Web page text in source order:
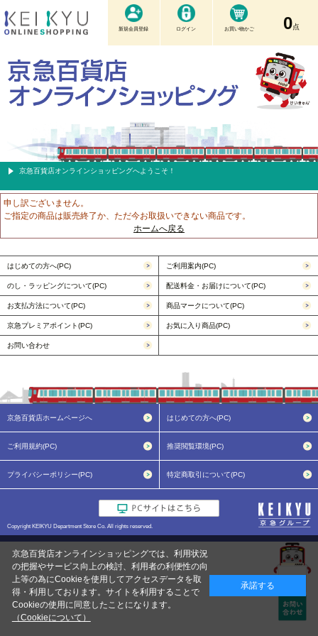
新規会員登録 ログイン お買い物かご 0点
京急百貨店オンラインショッピングへようこそ！
申し訳ございません。
ご指定の商品は販売終了か、ただ今お取扱いできない商品です。
ホームへ戻る
はじめての方へ(PC) ご利用案内(PC)
のし・ラッピングについて(PC) 配送料金・お届けについて(PC)
お支払方法について(PC) 商品マークについて(PC)
京急プレミアポイント(PC) お気に入り商品(PC)
お問い合わせ
京急百貨店ホームページへ はじめての方へ(PC)
ご利用規約(PC) 推奨閲覧環境(PC)
プライバシーポリシー(PC) 特定商取引について(PC)
Copyright KEIKYU Department Store Co. All rights reserved.
京急百貨店オンラインショッピングでは、利用状況
の把握やサービス向上の検討、利用者の利便性の向
上等の為にCookieを使用してアクセスデータを取
得・利用しております。サイトを利用することで
Cookieの使用に同意したことになります。
（Cookieについて）
承諾する